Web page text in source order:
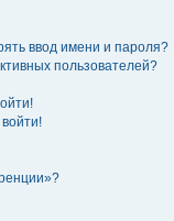
ввод имени и пароля?
пользователей?